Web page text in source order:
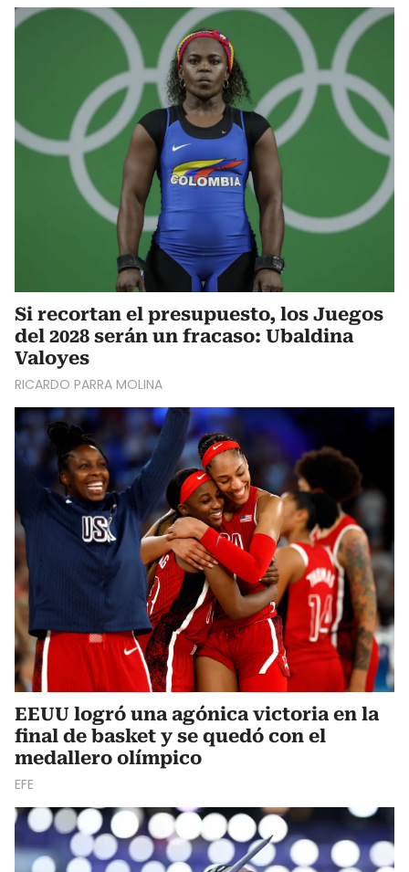
Si recortan el presupuesto, los Juegos
del 2028 serán un fracaso: Ubaldina
Valoyes
RICARDO PARRA MOLINA
EEUU logró una agónica victoria en la
final de basket y se quedó con el
medallero olímpico
EFE